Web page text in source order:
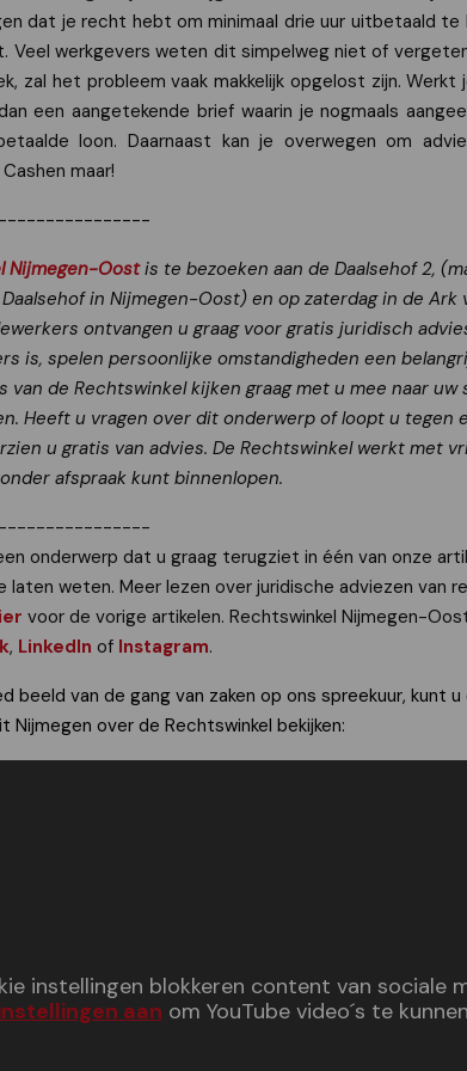
dat je recht hebt om minimaal drie uur uitbetaald te
Veel werkgevers weten dit simpelweg niet of
zal het probleem vaak makkelijk opgelost zijn. Werkt
een aangetekende brief waarin je nogmaals
loon. Daarnaast kan je overwegen om
maar!
Nijmegen-Oostis te bezoeken aan de Daalsehof 2,
in Nijmegen-Oost) en op zaterdag in de
ontvangen u graag voor gratis juridisch
is, spelen persoonlijke omstandigheden een
van de Rechtswinkel kijken graag met u mee naar uw
Heeft u vragen over dit onderwerp of loopt u tegen
u gratis van advies. De Rechtswinkel werkt met
afspraak kunt binnenlopen.
onderwerp dat u graag terugziet in één van onze
weten. Meer lezen over juridische adviezen van
voor de vorige artikelen. Rechtswinkel Nijmegen-
, LinkedIn of Instagram.
beeld van de gang van zaken op ons spreekuur, kunt
Nijmegen over de Rechtswinkel bekijken:
instellingen blokkeren content van sociale
aan om YouTube video´s te